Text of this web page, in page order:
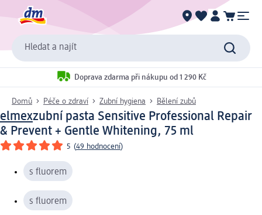
Hledat a najít
Doprava zdarma při nákupu od 1 290 Kč
Domů Péče o zdraví Zubní hygiena Bělení zubů
elmexzubní pasta Sensitive Professional Repair
& Prevent + Gentle Whitening, 75 ml
5 (49 hodnocení)
s fluorem
s fluorem